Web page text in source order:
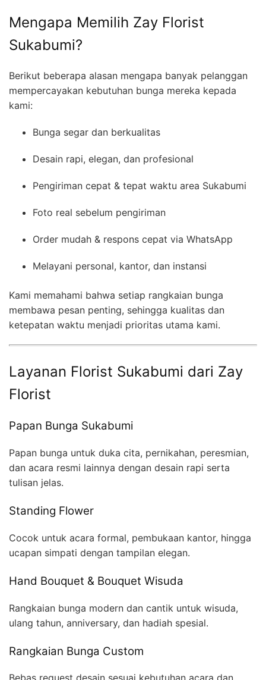
Mengapa Memilih Zay Florist
Sukabumi?
Berikut beberapa alasan mengapa banyak pelanggan
mempercayakan kebutuhan bunga mereka kepada
kami:
Bunga segar dan berkualitas
Desain rapi, elegan, dan profesional
Pengiriman cepat & tepat waktu area Sukabumi
Foto real sebelum pengiriman
Order mudah & respons cepat via WhatsApp
Melayani personal, kantor, dan instansi
Kami memahami bahwa setiap rangkaian bunga
membawa pesan penting, sehingga kualitas dan
ketepatan waktu menjadi prioritas utama kami.
Layanan Florist Sukabumi dari Zay
Florist
Papan Bunga Sukabumi
Papan bunga untuk duka cita, pernikahan, peresmian,
dan acara resmi lainnya dengan desain rapi serta
tulisan jelas.
Standing Flower
Cocok untuk acara formal, pembukaan kantor, hingga
ucapan simpati dengan tampilan elegan.
Hand Bouquet & Bouquet Wisuda
Rangkaian bunga modern dan cantik untuk wisuda,
ulang tahun, anniversary, dan hadiah spesial.
Rangkaian Bunga Custom